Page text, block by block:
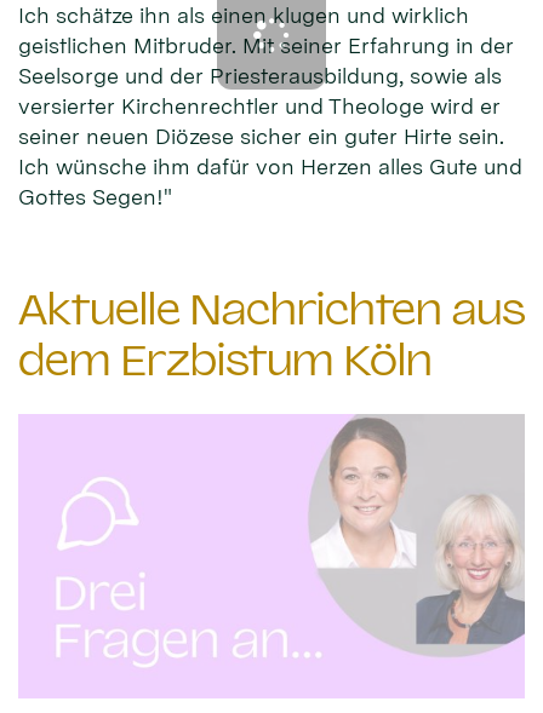
Ich schätze ihn als einen klugen und wirklich
geistlichen Mitbruder. Mit seiner Erfahrung in der
Seelsorge und der Priesterausbildung, sowie als
versierter Kirchenrechtler und Theologe wird er
seiner neuen Diözese sicher ein guter Hirte sein.
Ich wünsche ihm dafür von Herzen alles Gute und
Gottes Segen!"
Aktuelle Nachrichten aus
dem Erzbistum Köln